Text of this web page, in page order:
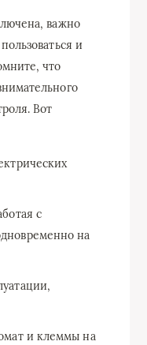
важно
и
что
Вот
с
на
и клеммы на